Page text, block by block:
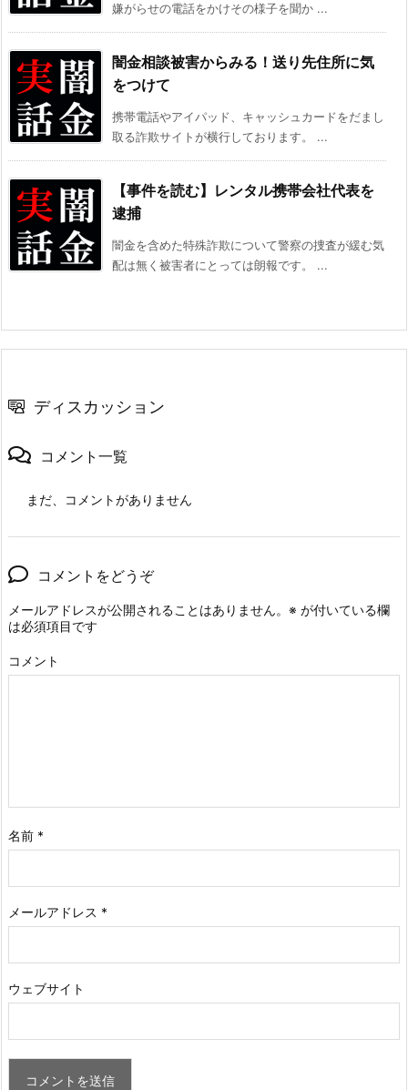
嫌がらせの電話をかけその様子を聞か ...
闇金相談被害からみる！送り先住所に気
をつけて
携帯電話やアイパッド、キャッシュカードをだまし
取る詐欺サイトが横行しております。 ...
【事件を読む】レンタル携帯会社代表を
逮捕
闇金を含めた特殊詐欺について警察の捜査が緩む気
配は無く被害者にとっては朗報です。 ...
ディスカッション
コメント一覧
まだ、コメントがありません
コメントをどうぞ
メールアドレスが公開されることはありません。 ※ が付いている欄
は必須項目です
コメント
名前 *
メールアドレス *
ウェブサイト